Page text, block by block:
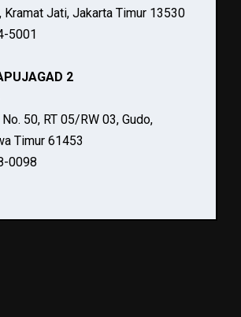
Kramat Jati, Jakarta Timur 13530
5001
2
50, RT 05/RW 03, Gudo,
Timur 61453
0098